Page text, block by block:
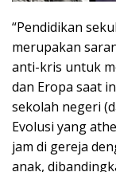
“Pendidikan
merupakan
anti-kris untuk
dan Eropa saat
sekolah negeri
Evolusi yang
jam di gereja
anak,